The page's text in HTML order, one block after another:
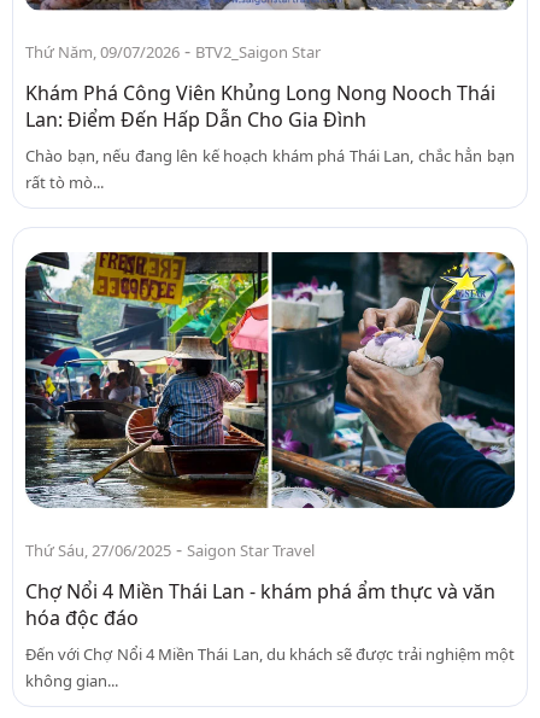
Thứ Năm, 09/07/2026 - BTV2_Saigon Star
Khám Phá Công Viên Khủng Long Nong Nooch Thái
Lan: Điểm Đến Hấp Dẫn Cho Gia Đình
Chào bạn, nếu đang lên kế hoạch khám phá Thái Lan, chắc hẳn bạn
rất tò mò...
Thứ Sáu, 27/06/2025 - Saigon Star Travel
Chợ Nổi 4 Miền Thái Lan - khám phá ẩm thực và văn
hóa độc đáo
Đến với Chợ Nổi 4 Miền Thái Lan, du khách sẽ được trải nghiệm một
không gian...